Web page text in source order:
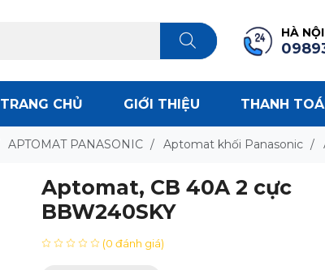
HÀ NỘI
TRANG CHỦ GIỚI THIỆU THANH
APTOMAT PANASONIC / Aptomat khối Panasonic /
Aptomat, CB 40A 2 cực
BBW240SKY
(0 đánh giá)